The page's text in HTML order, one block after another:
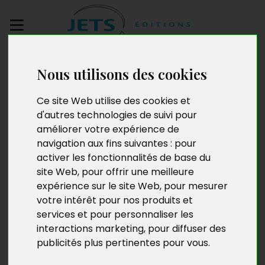
Nous utilisons des cookies
Ce site Web utilise des cookies et
d'autres technologies de suivi pour
améliorer votre expérience de
navigation aux fins suivantes : pour
activer les fonctionnalités de base du
site Web, pour offrir une meilleure
expérience sur le site Web, pour mesurer
votre intérêt pour nos produits et
services et pour personnaliser les
interactions marketing, pour diffuser des
publicités plus pertinentes pour vous.
manuscrit
Vivre encore